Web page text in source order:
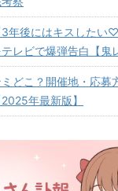
年後にはキスしたい
レビで爆弾告白【鬼
どこ？開催地・応募
年最新版】